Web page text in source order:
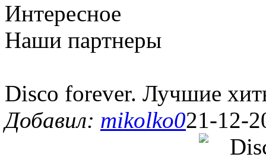
Интересное
Наши партнеры
Disco forever. Лучшие
Добавил: mikolko021-12-